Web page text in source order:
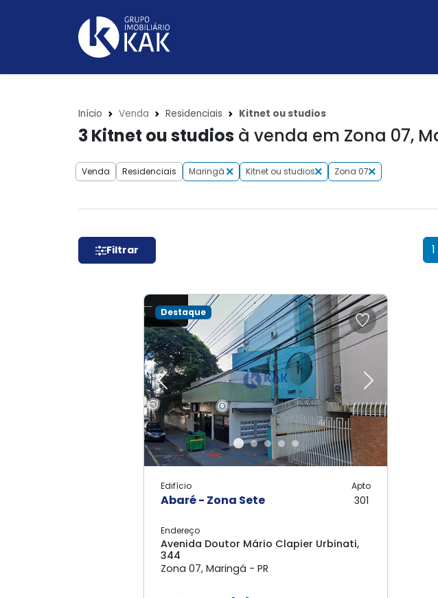
Início Venda Residenciais Kitnet ou studios
3Kitnet ou studios à venda em Zona 07,
Venda Residenciais Maringá Kitnet ou studios Zona 07
Filtrar 1
Previous Next
Destaque
Edifício
Abaré - Zona Sete
Apto
301
Endereço
Avenida Doutor Mário Clapier Urbinati,
344
Zona 07, Maringá - PR